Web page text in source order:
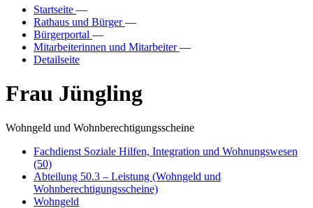
Startseite —
Rathaus und Bürger—
Bürgerportal —
Mitarbeiterinnen und Mitarbeiter—
Detailseite
Frau Jüngling
Wohngeld und Wohnberechtigungsscheine
Fachdienst Soziale Hilfen, Integration und Wohnungswesen
(50)
Abteilung 50.3 – Leistung (Wohngeld und
Wohnberechtigungsscheine)
Wohngeld